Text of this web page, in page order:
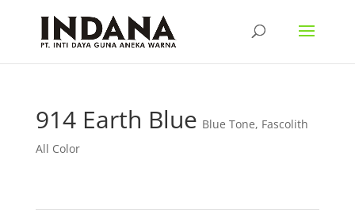
914 Earth Blue Blue Tone, Fascolith
All Color